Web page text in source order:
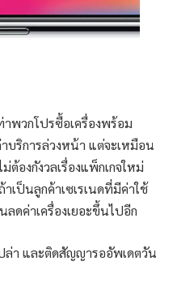
พวกโปรซื้อเครื่องพร้อม
บริการล่วงหน้า แต่จะเหมือน
ต้องกังวลเรื่องแพ็กเกจใหม่
เป็นลูกค้าเซเรเนดที่มีค่าใช้
ดค่าเครื่องเยอะขึ้นไปอีก
ปล่า และติดสัญญารออัพเดตวัน